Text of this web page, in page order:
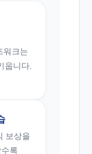
워크는
웁니다.
보상을
록